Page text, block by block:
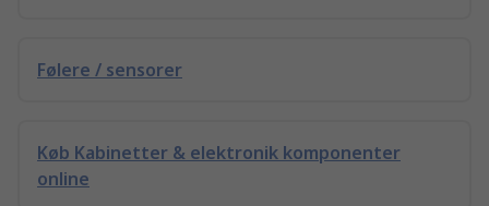
Følere / sensorer
Køb Kabinetter & elektronik komponenter
online